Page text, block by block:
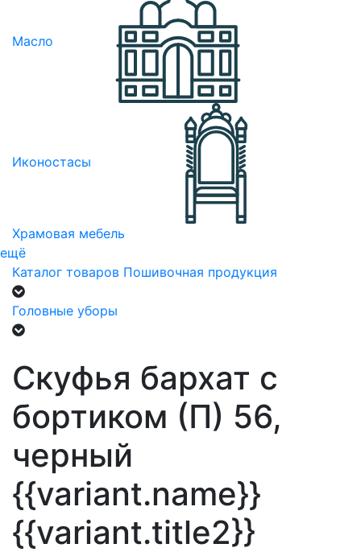
Масло
Иконостасы
Храмовая мебель
ещё
Каталог товаров Пошивочная продукция
Головные уборы
Скуфья бархат с
бортиком (П) 56,
черный
{{variant.name}}
{{variant.title2}}